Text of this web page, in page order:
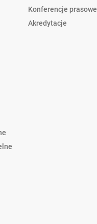
Konferencje prasowe
Akredytacje